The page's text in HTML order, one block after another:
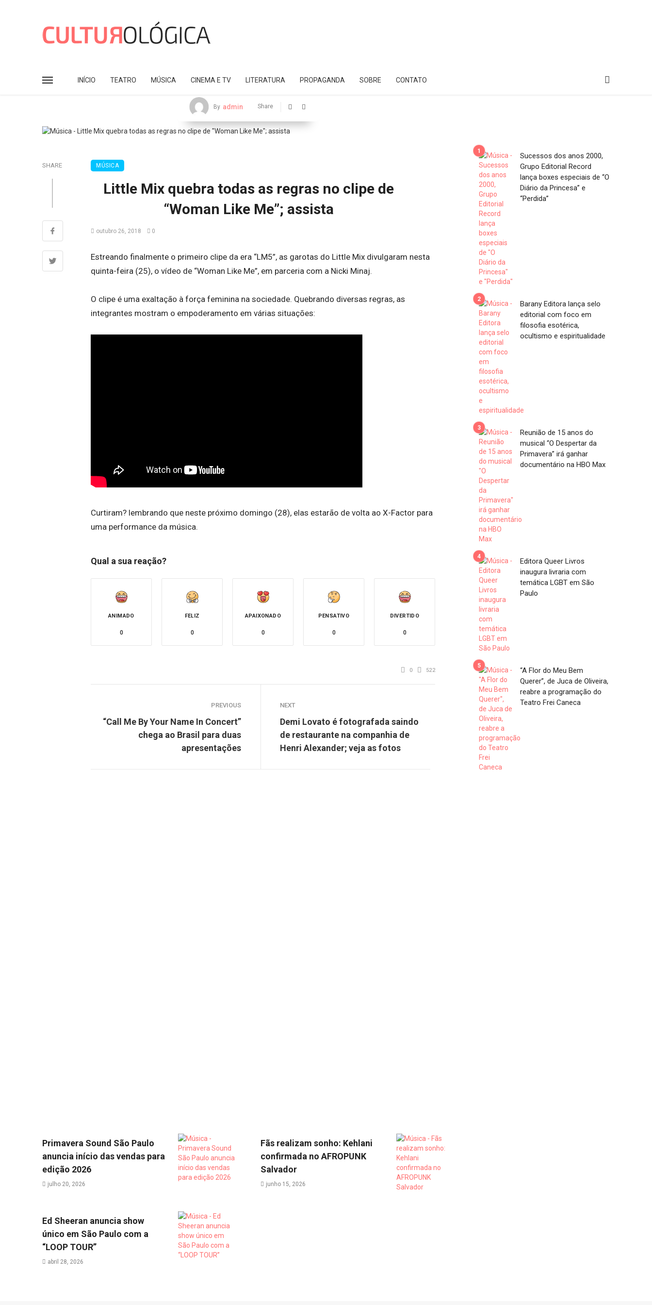
INÍCIO TEATRO MÚSICA CINEMA E TV LITERATURA PROPAGANDA SOBRE CONTATO
By admin Share
SHARE MÚSICA
Little Mix quebra todas as regras no clipe de
“Woman Like Me”; assista
outubro 26, 2018 0
Estreando finalmente o primeiro clipe da era “LM5”, as garotas do Little Mix divulgaram nesta
quinta-feira (25), o vídeo de “Woman Like Me”, em parceria com a Nicki Minaj.
O clipe é uma exaltação à força feminina na sociedade. Quebrando diversas regras, as
integrantes mostram o empoderamento em várias situações:
Curtiram? lembrando que neste próximo domingo (28), elas estarão de volta ao X-Factor para
uma performance da música.
Qual a sua reação?
ANIMADO
0
FELIZ
0
APAIXONADO
0
PENSATIVO
0
DIVERTIDO
0
0 522
PREVIOUS
“Call Me By Your Name In Concert”
chega ao Brasil para duas
apresentações
NEXT
Demi Lovato é fotografada saindo
de restaurante na companhia de
Henri Alexander; veja as fotos
Primavera Sound São Paulo
anuncia início das vendas para
edição 2026
julho 20, 2026
Fãs realizam sonho: Kehlani
confirmada no AFROPUNK
Salvador
junho 15, 2026
Ed Sheeran anuncia show
único em São Paulo com a
“LOOP TOUR”
abril 28, 2026
Sucessos dos anos 2000,
Grupo Editorial Record
lança boxes especiais de “O
Diário da Princesa” e
“Perdida”
Barany Editora lança selo
editorial com foco em
filosofia esotérica,
ocultismo e espiritualidade
Reunião de 15 anos do
musical “O Despertar da
Primavera” irá ganhar
documentário na HBO Max
Editora Queer Livros
inaugura livraria com
temática LGBT em São
Paulo
“A Flor do Meu Bem
Querer”, de Juca de Oliveira,
reabre a programação do
Teatro Frei Caneca